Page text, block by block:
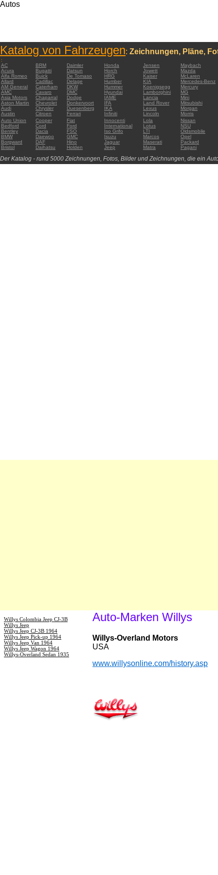
Autos
Katalog von Fahrzeugen: Zeichnungen, Pläne,
:
AC
BRM Daimler Honda Jensen
Maybach
Acura
Bugatti Datsun Horch Jowett
Mazda
Alfa Romeo
Buick De Tomaso HRG Kaiser
McLaren
Allard
Cadillac Delage Humber KIA
Mercedes-Benz
AM General
Caterham DKW Hummer Koenigsegg
Mercury
AMC
Cavaro DMC Hyundai Lamborghini
MG
Asia Motors
Chaparral Dodge IAME Lancia
Mini
Aston Martin
Chevrolet Donkervoort IFA Land Rover
Mitsubishi
Audi
Chrysler Duesenberg IKA Lexus
Morgan
Austin
Citroen Ferrari Infiniti Lincoln
Morris
Auto Union
Cooper Fiat Innocenti Lola
Nissan
Bedford
Cord Ford International Lotus
NSU
Bentley
Dacia FSO Iso Grifo LTI
Oldsmobile
BMW
Daewoo GMC Isuzu Marcos
Opel
Borgward
DAF Hino Jaguar Maserati
Packard
Bristol
Daihatsu Holden Jeep Matra Pagani
Der Katalog - rund 5000 Zeichnungen, Fotos, Bilder und Zeichnungen, die ein
Willys Colombia Jeep CJ-3B
Willys Jeep
Willys Jeep CJ-3B 1964
Willys Jeep Pick-up 1964
Willys Jeep Van 1964
Willys Jeep Wagon 1964
Willys-Overland Sedan 1935
Auto-Marken Willys
Willys-Overland Motors
USA
www.willysonline.com/history.asp